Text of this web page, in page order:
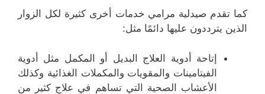
كما تقدم صيدلية مرامي خدمات أخرى كثيرة لكل الزوار
الذين يترددون عليها دائمًا مثل:
إتاحة أدوية العلاج البديل أو المكمل مثل أدوية
الفيتامينات والمقويات والمكملات الغذائية وكذلك
الأعشاب الصحية التي تساهم في علاج كثير من